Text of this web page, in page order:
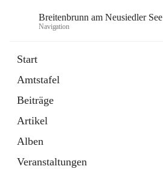
Breitenbrunn am Neusiedler See
Navigation
Start
Amtstafel
Beiträge
Artikel
Alben
Veranstaltungen
18 Schnellzugriffe
Gemeindeservice